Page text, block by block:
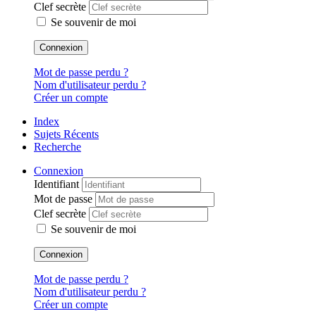
Clef secrète
Se souvenir de moi
Connexion
Mot de passe perdu ?
Nom d'utilisateur perdu ?
Créer un compte
Index
Sujets Récents
Recherche
Connexion
Identifiant
Mot de passe
Clef secrète
Se souvenir de moi
Connexion
Mot de passe perdu ?
Nom d'utilisateur perdu ?
Créer un compte